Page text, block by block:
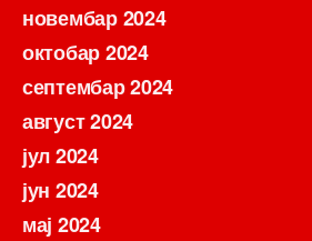
новембар 2024
октобар 2024
септембар 2024
август 2024
јул 2024
јун 2024
мај 2024